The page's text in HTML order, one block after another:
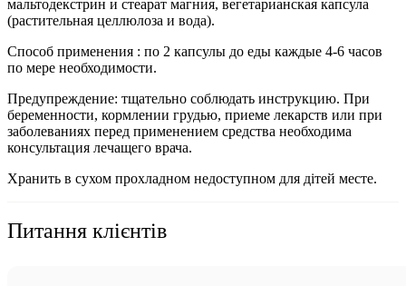
мальтодекстрин и стеарат магния, вегетарианская капсула
(растительная целлюлоза и вода).
Способ применения : по 2 капсулы до еды каждые 4-6 часов
по мере необходимости.
Предупреждение: тщательно соблюдать инструкцию. При
беременности, кормлении грудью, приеме лекарств или при
заболеваниях перед применением средства необходима
консультация лечащего врача.
Хранить в сухом прохладном недоступном для дітей месте.
Питання клієнтів